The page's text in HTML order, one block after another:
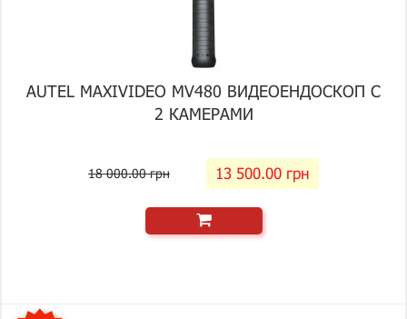
AUTEL MAXIVIDEO MV480 ВИДЕОЕНДОСКОП С
2 КАМЕРАМИ
18 000.00 грн 13 500.00 грн